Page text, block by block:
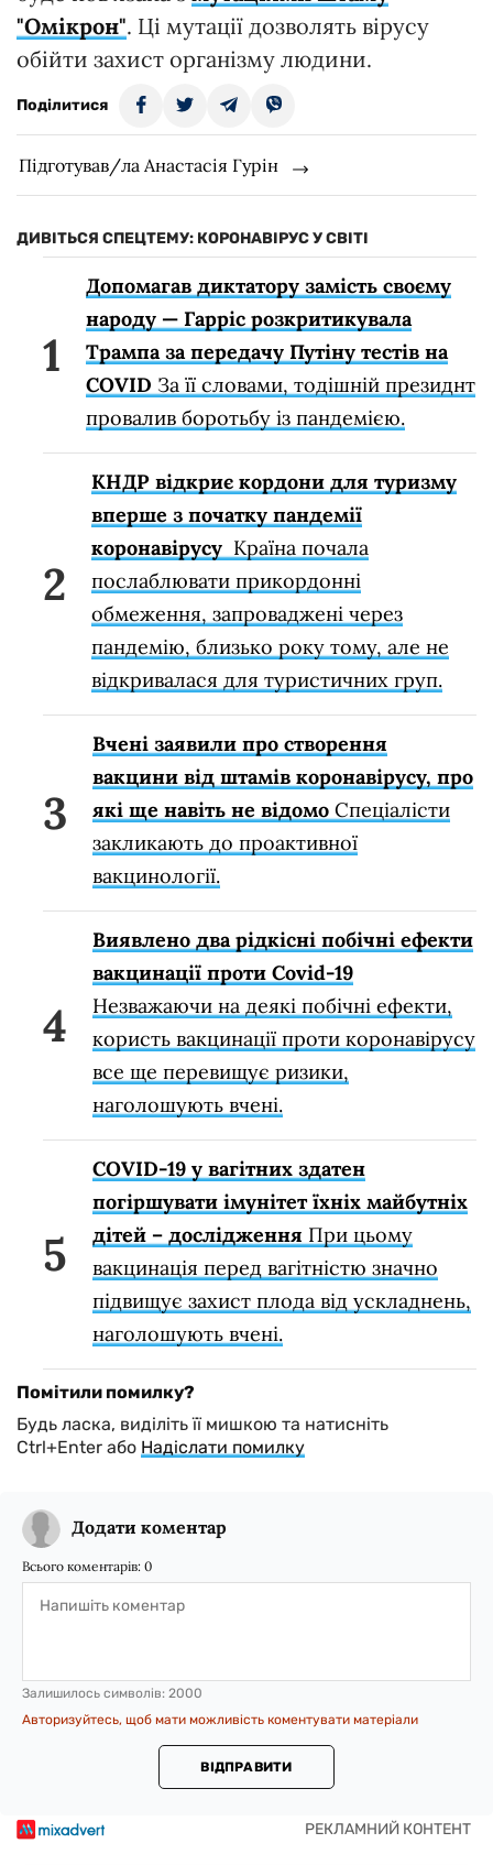
"Омікрон". Ці мутації дозволять вірусу
обійти захист організму людини.
Поділитися
Підготував/ла Анастасія Гурін
ДИВІТЬСЯ СПЕЦТЕМУ: КОРОНАВІРУС У СВІТІ
Допомагав диктатору замість своєму
народу — Гарріс розкритикувала
Трампа за передачу Путіну тестів на
COVID За її словами, тодішній президнт
провалив боротьбу із пандемією.
КНДР відкриє кордони для туризму
вперше з початку пандемії
коронавірусу Країна почала
послаблювати прикордонні
обмеження, запроваджені через
пандемію, близько року тому, але не
відкривалася для туристичних груп.
Вчені заявили про створення
вакцини від штамів коронавірусу, про
які ще навіть не відомо Спеціалісти
закликають до проактивної
вакцинології.
Виявлено два рідкісні побічні ефекти
вакцинації проти Covid-19
Незважаючи на деякі побічні ефекти,
користь вакцинації проти коронавірусу
все ще перевищує ризики,
наголошують вчені.
COVID-19 у вагітних здатен
погіршувати імунітет їхніх майбутніх
дітей – дослідження При цьому
вакцинація перед вагітністю значно
підвищує захист плода від ускладнень,
наголошують вчені.
Помітили помилку?
Будь ласка, виділіть її мишкою та натисніть
Ctrl+Enter або Надіслати помилку
Додати коментар
Всього коментарів: 0
Залишилось символів: 2000
Авторизуйтесь, щоб мати можливість коментувати матеріали
ВІДПРАВИТИ